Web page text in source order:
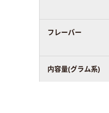
フレーバー
内容量(グラム系)